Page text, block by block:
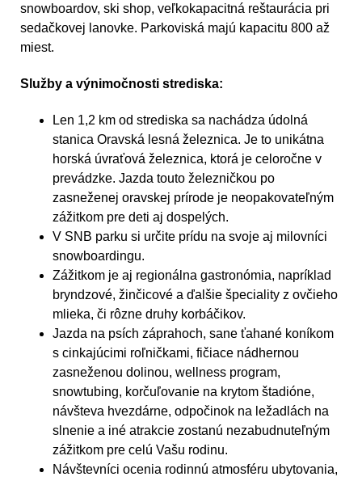
snowboardov, ski shop, veľkokapacitná reštaurácia pri
sedačkovej lanovke. Parkoviská majú kapacitu 800 až
miest.
Služby a výnimočnosti strediska:
Len 1,2 km od strediska sa nachádza údolná
stanica Oravská lesná železnica. Je to unikátna
horská úvraťová železnica, ktorá je celoročne v
prevádzke. Jazda touto železničkou po
zasneženej oravskej prírode je neopakovateľným
zážitkom pre deti aj dospelých.
V SNB parku si určite prídu na svoje aj milovníci
snowboardingu.
Zážitkom je aj regionálna gastronómia, napríklad
bryndzové, žinčicové a ďalšie špeciality z ovčieho
mlieka, či rôzne druhy korbáčikov.
Jazda na psích záprahoch, sane ťahané koníkom
s cinkajúcimi roľničkami, fičiace nádhernou
zasneženou dolinou, wellness program,
snowtubing, korčuľovanie na krytom štadióne,
návšteva hvezdárne, odpočinok na ležadlách na
slnenie a iné atrakcie zostanú nezabudnuteľným
zážitkom pre celú Vašu rodinu.
Návštevníci ocenia rodinnú atmosféru ubytovania,